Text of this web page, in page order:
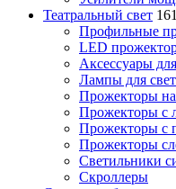
Театральный свет
Профильные
LED
Аксессуары
Лампы для
Прожекторы на
Прожекторы с
Прожекторы с
Прожекторы
Светильники
Скроллеры